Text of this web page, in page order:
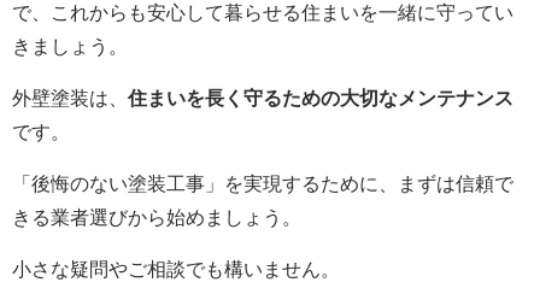
で、これからも安心して暮らせる住まいを一緒に守ってい
きましょう。
外壁塗装は、 住まいを長く守るための大切なメンテナンス
です。
「後悔のない塗装工事」を実現するために、まずは信頼で
きる業者選びから始めましょう。
小さな疑問やご相談でも構いません。